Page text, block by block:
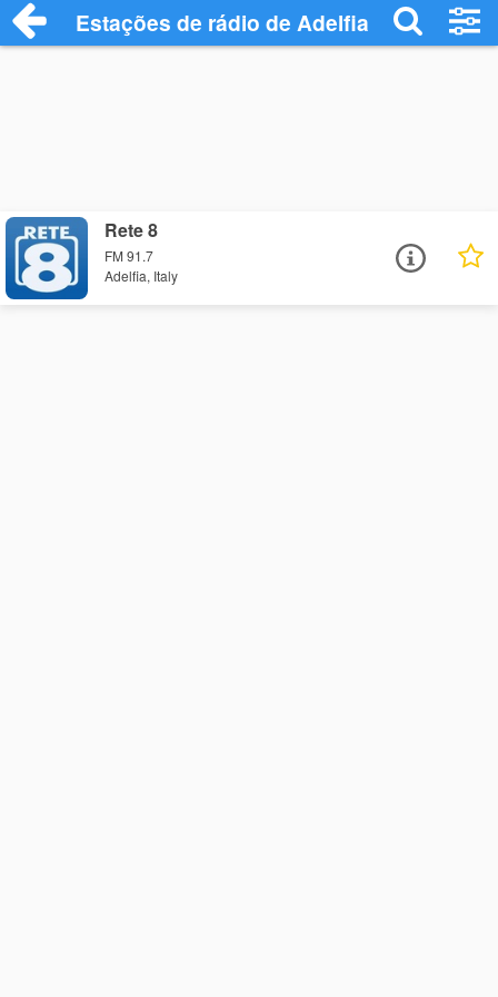
Estações de rádio de Adelfia - Ouça
Rete 8
FM 91.7
Adelfia, Italy